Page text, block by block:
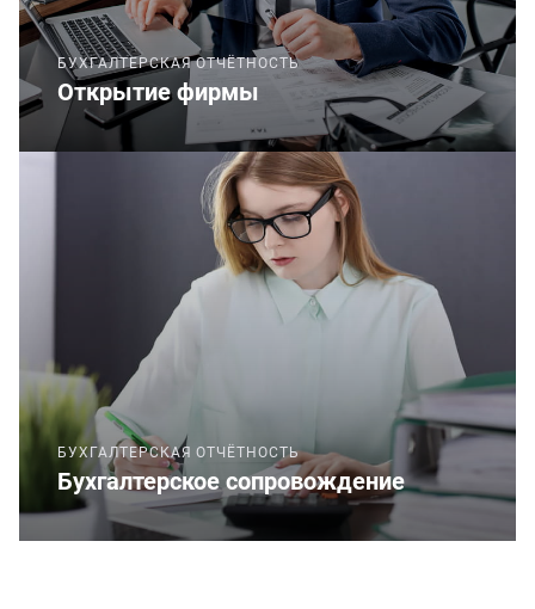
БУХГАЛТЕРСКАЯ ОТЧЁТНОСТЬ
Открытие фирмы
БУХГАЛТЕРСКАЯ ОТЧЁТНОСТЬ
Бухгалтерское сопровождение